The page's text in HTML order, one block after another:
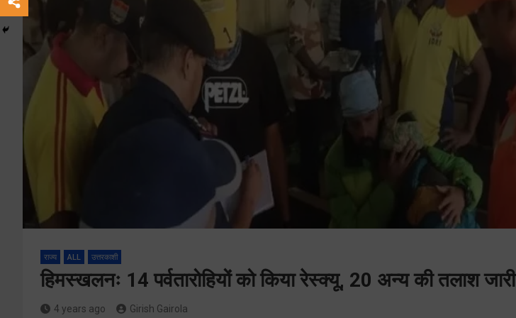
राज्य ALL उत्तरकाशी
हिमस्खलनः 14 पर्वतारोहियों को किया रेस्क्यू, 20 अन्य की तलाश जारी
4 years ago Girish Gairola